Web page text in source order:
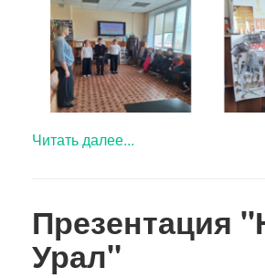
Читать далее...
Презентация
Урал"